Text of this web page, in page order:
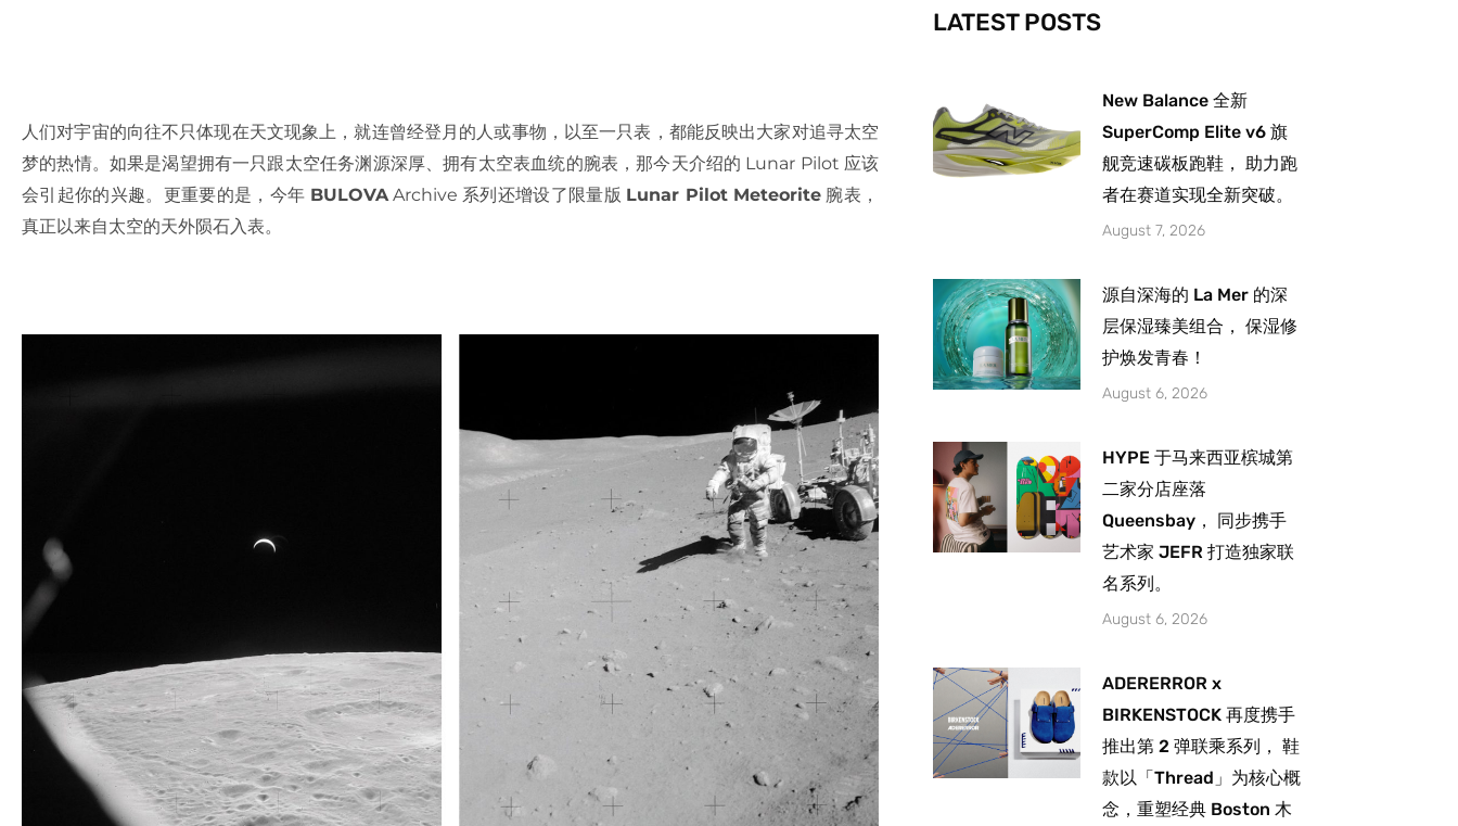
人们对宇宙的向往不只体现在天文现象上，就连曾经登月的人或事物，以至一只表，都能反映出大家对追寻太空
梦的热情。如果是渴望拥有一只跟太空任务渊源深厚、拥有太空表血统的腕表，那今天介绍的 Lunar Pilot 应该
会引起你的兴趣。更重要的是，今年 BULOVAArchive 系列还增设了限量版 Lunar Pilot Meteorite 腕表，
真正以来自太空的天外陨石入表。
-
f
m
LATEST POSTS
New Balance 全新
SuperComp Elite v6 旗
舰竞速碳板跑鞋， 助力跑
者在赛道实现全新突破。
August 7, 2026
源自深海的 La Mer 的深
层保湿臻美组合， 保湿修
护焕发青春！
August 6, 2026
HYPE 于马来西亚槟城第
二家分店座落
Queensbay， 同步携手
艺术家 JEFR 打造独家联
名系列。
August 6, 2026
ADERERROR x
BIRKENSTOCK 再度携手
推出第 2 弹联乘系列， 鞋
款以「Thread」为核心概
念，重塑经典 Boston 木